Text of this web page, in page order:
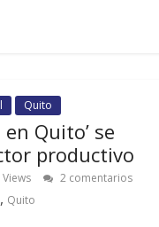
Quito
Quito’ se
productivo
2 comentarios
, Quito